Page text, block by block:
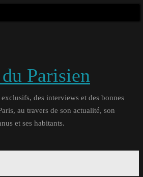
Parisien
des interviews et des bonnes
au travers de son actualité, son
et ses habitants.